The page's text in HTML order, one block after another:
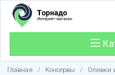
Главная / Консервы / Оливки